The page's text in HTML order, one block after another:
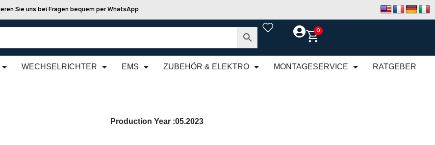
Sie uns bei Fragen bequem per WhatsApp
0
WECHSELRICHTER EMS ZUBEHÖR & ELEKTRO MONTAGESERVICE RATGEBER
Production Year :05.2023